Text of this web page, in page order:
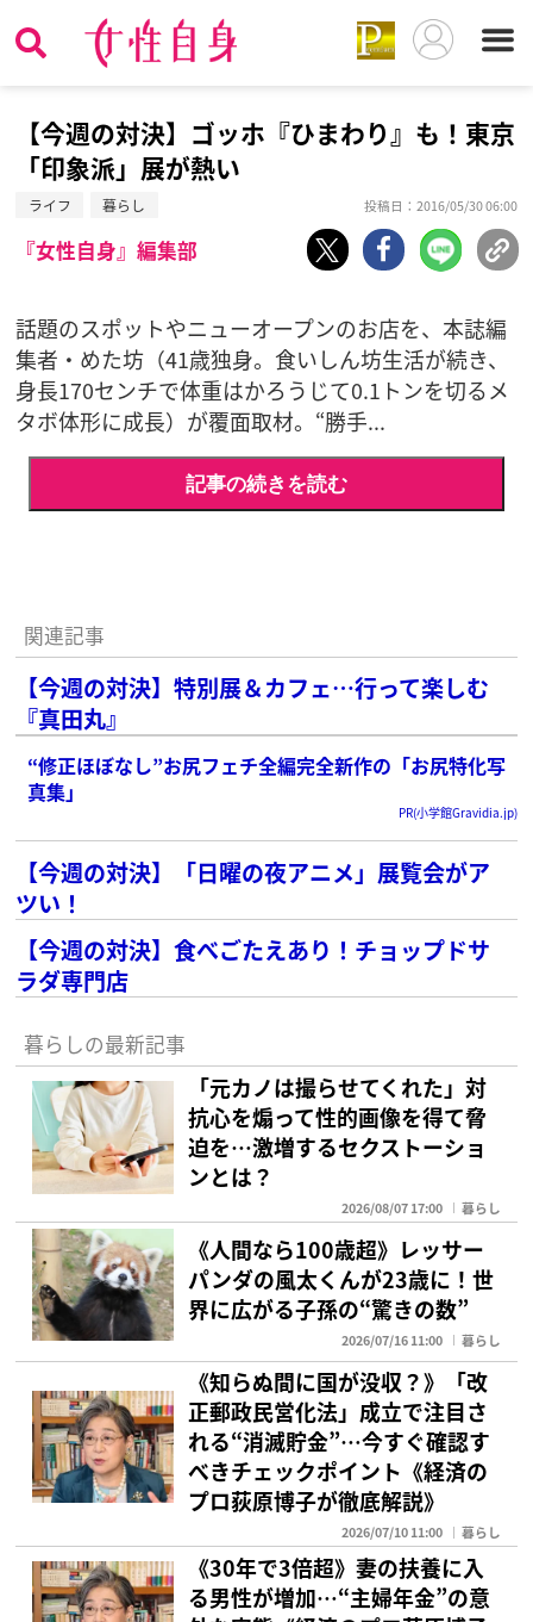
【今週の対決】ゴッホ『ひまわり』も！東京
「印象派」展が熱い
ライフ 暮らし 投稿日：2016/05/30 06:00
『女性自身』編集部
話題のスポットやニューオープンのお店を、本誌編
集者・めた坊（41歳独身。食いしん坊生活が続き、
身長170センチで体重はかろうじて0.1トンを切るメ
タボ体形に成長）が覆面取材。“勝手...
記事の続きを読む
関連記事
【今週の対決】特別展＆カフェ…行って楽しむ
『真田丸』
“修正ほぼなし”お尻フェチ全編完全新作の「お尻特化写
真集」
PR(小学館Gravidia.jp)
【今週の対決】「日曜の夜アニメ」展覧会がア
ツい！
【今週の対決】食べごたえあり！チョップドサ
ラダ専門店
暮らしの最新記事
「元カノは撮らせてくれた」対
抗心を煽って性的画像を得て脅
迫を…激増するセクストーショ
ンとは？
2026/08/07 17:00 暮らし
《人間なら100歳超》レッサー
パンダの風太くんが23歳に！世
界に広がる子孫の“驚きの数”
2026/07/16 11:00 暮らし
《知らぬ間に国が没収？》「改
正郵政民営化法」成立で注目さ
れる“消滅貯金”…今すぐ確認す
べきチェックポイント《経済の
プロ荻原博子が徹底解説》
2026/07/10 11:00 暮らし
《30年で3倍超》妻の扶養に入
る男性が増加…“主婦年金”の意